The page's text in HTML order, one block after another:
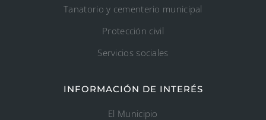
Tanatorio y cementerio municipal
Protección civil
Servicios sociales
INFORMACIÓN DE INTERÉS
El Municipio